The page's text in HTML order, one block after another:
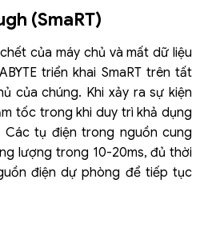
(SmaRT)
của máy chủ và mất dữ liệu
triển khai SmaRT trên tất
của chúng. Khi xảy ra sự kiện
tốc trong khi duy trì khả dụng
Các tụ điện trong nguồn cung
lượng trong 10-20ms, đủ thời
điện dự phòng để tiếp tục